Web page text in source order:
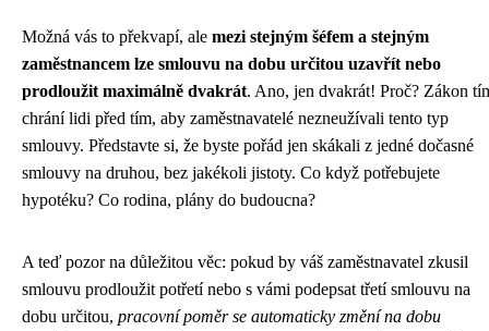
Možná vás to překvapí, ale mezi stejným šéfem a stejným
zaměstnancem lze smlouvu na dobu určitou uzavřít nebo
prodloužit maximálně dvakrát. Ano, jen dvakrát! Proč? Zákon
chrání lidi před tím, aby zaměstnavatelé nezneužívali tento typ
smlouvy. Představte si, že byste pořád jen skákali z jedné dočasné
smlouvy na druhou, bez jakékoli jistoty. Co když potřebujete
hypotéku? Co rodina, plány do budoucna?
A teď pozor na důležitou věc: pokud by váš zaměstnavatel zkusil
smlouvu prodloužit potřetí nebo s vámi podepsat třetí smlouvu na
dobu určitou, pracovní poměr se automaticky změní na dobu